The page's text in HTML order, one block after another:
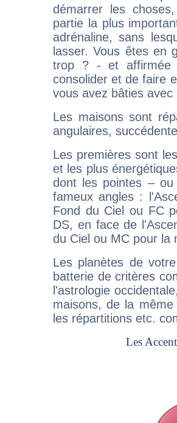
démarrer les
partie la plus
adrénaline, sans
lasser. Vous êtes en
trop ? - et affirmée
consolider et de faire
vous avez bâties avec
Les maisons sont
angulaires,
Les premières sont
et les plus
dont les pointes –
fameux angles :
Fond du Ciel ou FC
DS, en face de
du Ciel ou MC pour la
Les planètes de
batterie de critères
l'astrologie
maisons, de la
les répartitions etc.